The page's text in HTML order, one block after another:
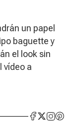
un papel
baguette y
el look sin
vídeo a